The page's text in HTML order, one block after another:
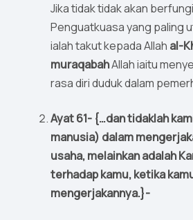
Jika tidak tidak akan
Penguatkuasa yang paling
ialah takut kepada Allah al-
muraqabahAllah iaitu
rasa diri duduk dalam
Ayat 61- {…dan tidaklah
manusia) dalam
usaha, melainkan adalah
terhadap kamu, ketika
mengerjakannya.}-